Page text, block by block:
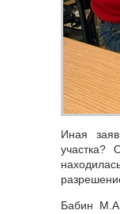
Иная
участка?
Бабин